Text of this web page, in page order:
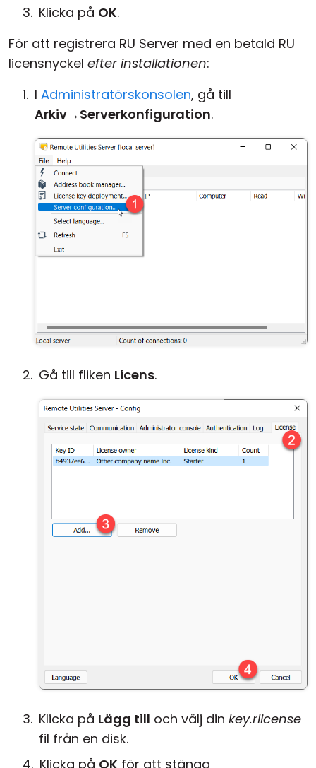
Klicka på OK.
För att registrera RU Server med en betald RU
licensnyckel efter installationen:
I Administratörskonsolen, gå till
Arkiv→Serverkonfiguration.
Gå till fliken Licens.
Klicka på Lägg till och välj din key.rlicense
fil från en disk.
Klicka på OK för att stänga